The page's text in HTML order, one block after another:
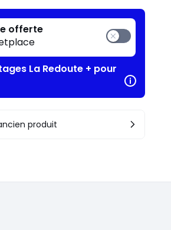
offerte
La Redoute + pour
produit